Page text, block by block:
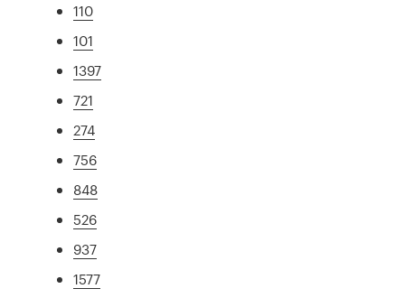
110
101
1397
721
274
756
848
526
937
1577